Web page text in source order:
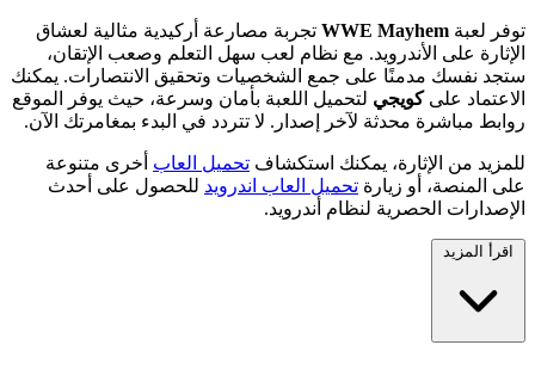
توفر لعبة WWE Mayhem تجربة مصارعة أركيدية مثالية لعشاق
الإثارة على الأندرويد. مع نظام لعب سهل التعلم وصعب الإتقان،
ستجد نفسك مدمنًا على جمع الشخصيات وتحقيق الانتصارات. يمكنك
الاعتماد علىكويجي لتحميل اللعبة بأمان وسرعة، حيث يوفر الموقع
روابط مباشرة محدثة لآخر إصدار. لا تتردد في البدء بمغامرتك الآن.
للمزيد من الإثارة، يمكنك استكشاف تحميل العاب أخرى متنوعة
على المنصة، أو زيارة تحميل العاب اندرويد للحصول على أحدث
الإصدارات الحصرية لنظام أندرويد.
اقرأ المزيد